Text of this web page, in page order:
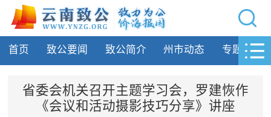
网站导航
首页
致公要闻
致公简介
首页 致公要闻 致公简介 州市动态 专题活动
省委会机关召开主题学习会，罗建恢作
《会议和活动摄影技巧分享​》讲座